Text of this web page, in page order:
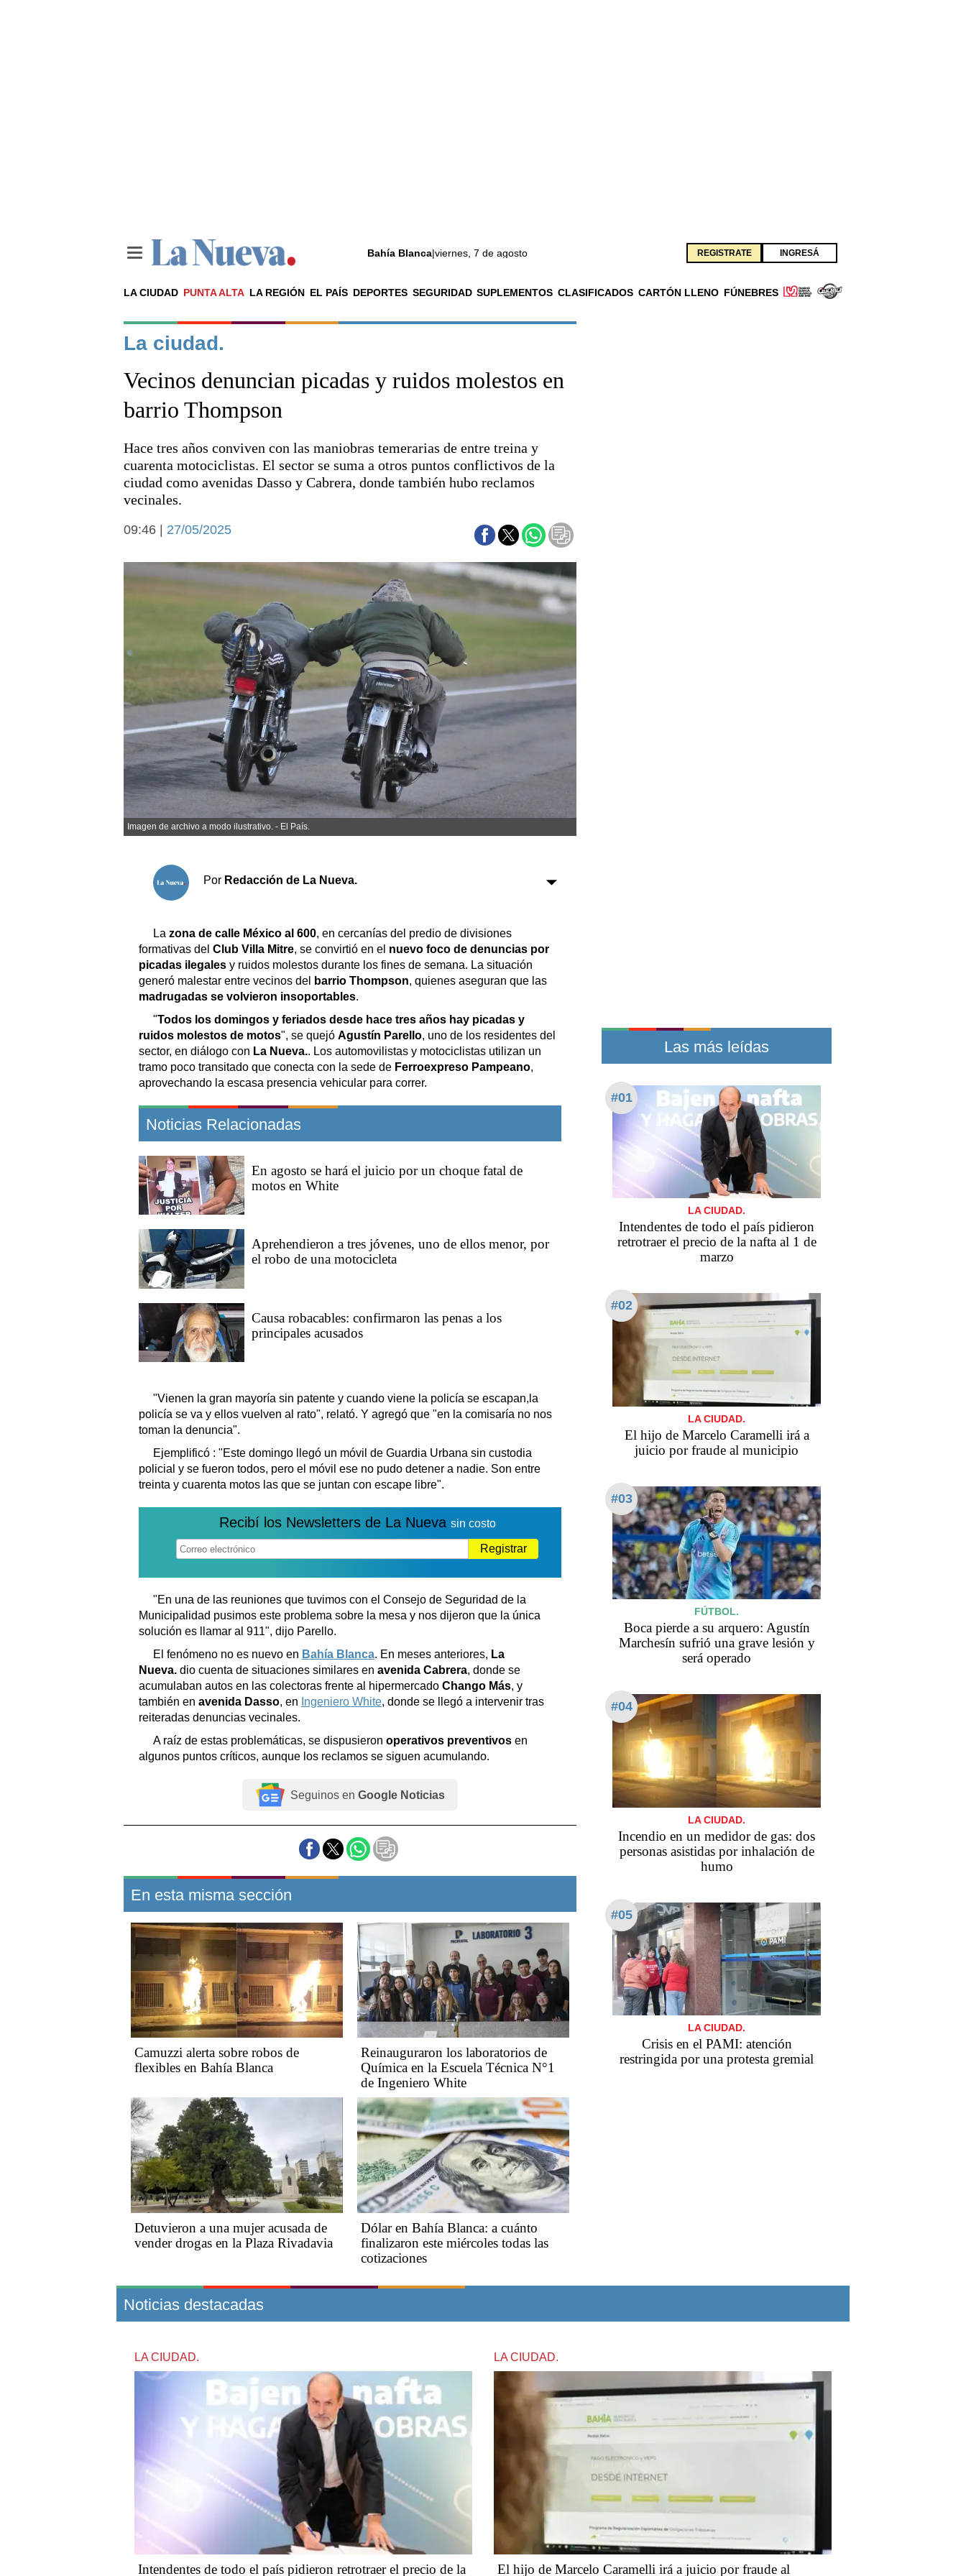
Bahía Blanca|viernes, 7 de agosto REGISTRATE INGRESÁ
LA CIUDAD PUNTA ALTA LA REGIÓN EL PAÍS DEPORTES SEGURIDAD SUPLEMENTOS CLASIFICADOS CARTÓN LLENO FÚNEBRES
Noticias
La ciudad
El país
Deportes
Escenario Olímpico
Liga del Sur
Cines
Economía y finanzas
Con el campo
Espacio empresas
Sociedad y tiempo libre
Sociedad
Tecnología
Turismo
Salud
Es viral
El tiempo
Cartón Lleno
Fúnebres
Horóscopo
Servicios
Farmacias
Datos Útiles
Fúnebres
Edictos
Teléfonos de urgencia
La ciudad.
Vecinos denuncian picadas y ruidos molestos en
barrio Thompson
Hace tres años conviven con las maniobras temerarias de entre treina y
cuarenta motociclistas. El sector se suma a otros puntos conflictivos de la
ciudad como avenidas Dasso y Cabrera, donde también hubo reclamos
vecinales.
09:46 | 27/05/2025
Imagen de archivo a modo ilustrativo. - El País.
Por Redacción de La Nueva.
La zona de calle México al 600, en cercanías del predio de divisiones
formativas del Club Villa Mitre, se convirtió en el nuevo foco de denuncias por
picadas ilegales y ruidos molestos durante los fines de semana. La situación
generó malestar entre vecinos del
barrio Thompson, quienes aseguran que las
madrugadas se volvieron insoportables.
"Todos los domingos y feriados desde hace tres años hay picadas y
ruidos molestos de motos", se quejó Agustín Parello, uno de los residentes del
sector, en diálogo con La Nueva.. Los automovilistas y motociclistas utilizan un
tramo poco transitado que conecta con la sede de Ferroexpreso Pampeano,
aprovechando la escasa presencia vehicular para correr.
Noticias Relacionadas
En agosto se hará el juicio por un choque fatal de
motos en White
Aprehendieron a tres jóvenes, uno de ellos menor, por
el robo de una motocicleta
Causa robacables: confirmaron las penas a los
principales acusados
"Vienen la gran mayoría sin patente y cuando viene la policía se escapan,la
policía se va y ellos vuelven al rato", relató. Y agregó que "en la comisaría no nos
toman la denuncia".
Ejemplificó : "Este domingo llegó un móvil de Guardia Urbana sin custodia
policial y se fueron todos, pero el móvil ese no pudo detener a nadie. Son entre
treinta y cuarenta motos las que se juntan con escape libre".
Recibí los Newsletters de La Nueva sin costo
Registrar
"En una de las reuniones que tuvimos con el Consejo de Seguridad de la
Municipalidad pusimos este problema sobre la mesa y nos dijeron que la única
solución es llamar al 911", dijo Parello.
El fenómeno no es nuevo en Bahía Blanca. En meses anteriores, La
Nueva. dio cuenta de situaciones similares en avenida Cabrera, donde se
acumulaban autos en las colectoras frente al hipermercado Chango Más, y
también en avenida Dasso, en Ingeniero White, donde se llegó a intervenir tras
reiteradas denuncias vecinales.
A raíz de estas problemáticas, se dispusieron operativos preventivos en
algunos puntos críticos, aunque los reclamos se siguen acumulando.
Seguinos en Google Noticias
En esta misma sección
Camuzzi alerta sobre robos de
flexibles en Bahía Blanca
Reinauguraron los laboratorios de
Química en la Escuela Técnica N°1
de Ingeniero White
Detuvieron a una mujer acusada de
vender drogas en la Plaza Rivadavia
Dólar en Bahía Blanca: a cuánto
finalizaron este miércoles todas las
cotizaciones
Las más leídas
#01
LA CIUDAD.
Intendentes de todo el país pidieron
retrotraer el precio de la nafta al 1 de
marzo
#02
LA CIUDAD.
​​​​​El hijo de Marcelo Caramelli irá a
juicio por fraude al municipio
#03
FÚTBOL.
Boca pierde a su arquero: Agustín
Marchesín sufrió una grave lesión y
será operado
#04
LA CIUDAD.
Incendio en un medidor de gas: dos
personas asistidas por inhalación de
humo
#05
LA CIUDAD.
Crisis en el PAMI: atención
restringida por una protesta gremial
Noticias destacadas
LA CIUDAD.
Intendentes de todo el país pidieron retrotraer el precio de la
LA CIUDAD.
​​​​​El hijo de Marcelo Caramelli irá a juicio por fraude al